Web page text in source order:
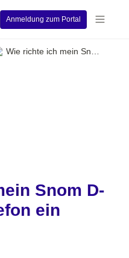
Anmeldung zum Portal
Snom D-
ein